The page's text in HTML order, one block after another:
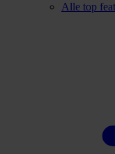
Alle top